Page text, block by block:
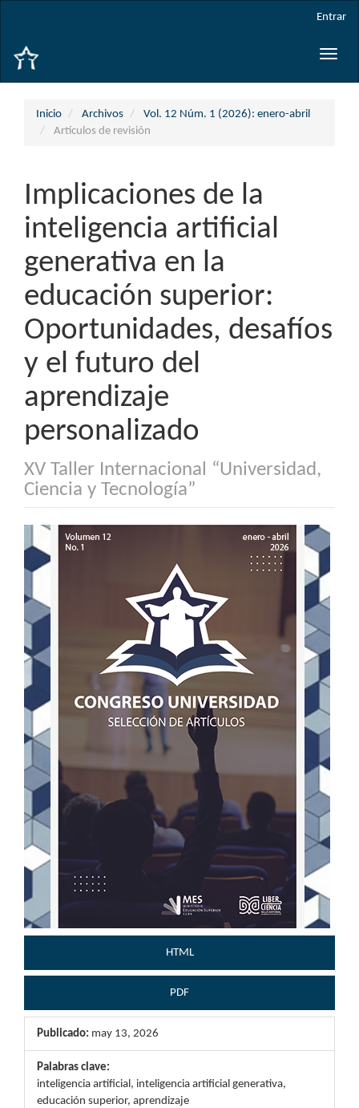
principal
Entrar
Toggle
Inicio Archivos
Vol. 12 Núm. 1 (2026): enero-abril
Artículos de revisión
Implicaciones de la
inteligencia artificial
generativa en la
educación superior:
Oportunidades, desafíos
y el futuro del
aprendizaje
personalizado
XV Taller Internacional “Universidad,
Ciencia y Tecnología”
Barra
lateral
del
artículo
HTML
PDF
Publicado: may 13, 2026
Palabras clave:
inteligencia artificial, inteligencia artificial generativa,
educación superior, aprendizaje